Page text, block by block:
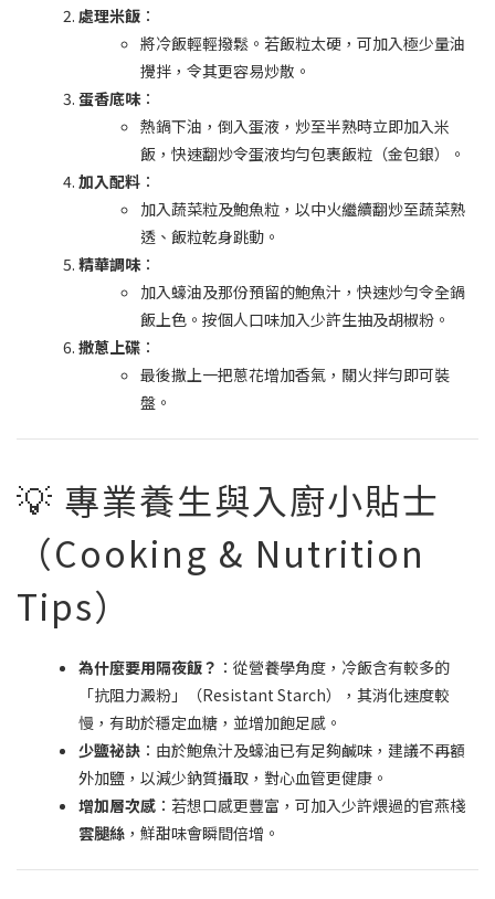
處理米飯 ：
將冷飯輕輕撥鬆。若飯粒太硬，可加入極少量油
攪拌，令其更容易炒散。
蛋香底味：
熱鍋下油，倒入蛋液，炒至半熟時立即加入米
飯，快速翻炒令蛋液均勻包裹飯粒（金包銀）。
加入配料 ：
加入蔬菜粒及鮑魚粒，以中火繼續翻炒至蔬菜熟
透、飯粒乾身跳動。
精華調味：
加入蠔油及那份預留的鮑魚汁，快速炒勻令全鍋
飯上色。按個人口味加入少許生抽及胡椒粉。
撒蔥上碟 ：
最後撒上一把蔥花增加香氣，關火拌勻即可裝
盤。
💡 專業養生與入廚小貼士
（Cooking & Nutrition
Tips）
為什麼要用隔夜飯？ ：從營養學角度，冷飯含有較多的
「抗阻力澱粉」（Resistant Starch），其消化速度較
慢，有助於穩定血糖，並增加飽足感。
少鹽祕訣 ：由於鮑魚汁及蠔油已有足夠鹹味，建議不再額
外加鹽，以減少鈉質攝取，對心血管更健康。
增加層次感 ：若想口感更豐富，可加入少許煨過的官燕棧
雲腿絲 ，鮮甜味會瞬間倍增。